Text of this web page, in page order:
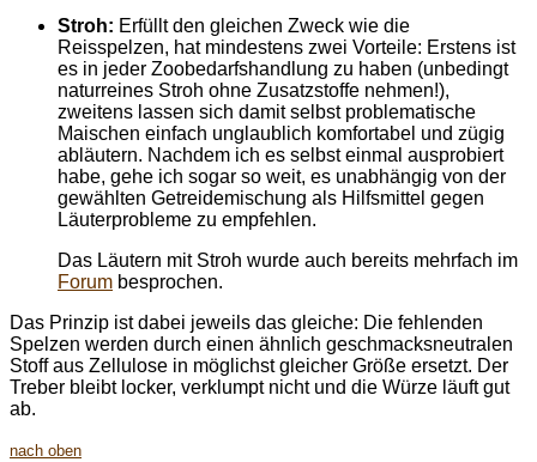
Stroh: Erfüllt den gleichen Zweck wie die
Reisspelzen, hat mindestens zwei Vorteile: Erstens ist
es in jeder Zoobedarfshandlung zu haben (unbedingt
naturreines Stroh ohne Zusatzstoffe nehmen!),
zweitens lassen sich damit selbst problematische
Maischen einfach unglaublich komfortabel und zügig
abläutern. Nachdem ich es selbst einmal ausprobiert
habe, gehe ich sogar so weit, es unabhängig von der
gewählten Getreidemischung als Hilfsmittel gegen
Läuterprobleme zu empfehlen.
Das Läutern mit Stroh wurde auch bereits mehrfach im
Forum besprochen.
Das Prinzip ist dabei jeweils das gleiche: Die fehlenden
Spelzen werden durch einen ähnlich geschmacksneutralen
Stoff aus Zellulose in möglichst gleicher Größe ersetzt. Der
Treber bleibt locker, verklumpt nicht und die Würze läuft gut
ab.
nach oben